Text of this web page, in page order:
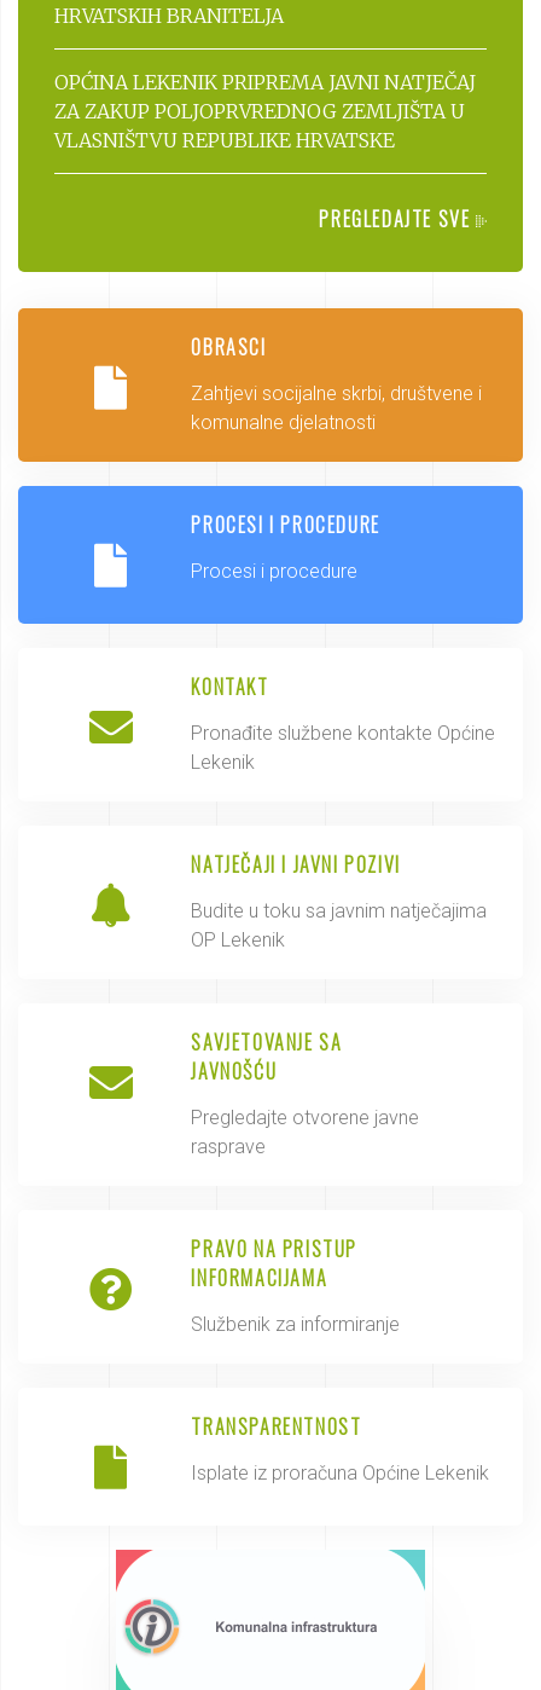
HRVATSKIH BRANITELJA
OPĆINA LEKENIK PRIPREMA JAVNI NATJEČAJ
ZA ZAKUP POLJOPRVREDNOG ZEMLJIŠTA U
VLASNIŠTVU REPUBLIKE HRVATSKE
PREGLEDAJTE SVE
OBRASCI
Zahtjevi socijalne skrbi, društvene i
komunalne djelatnosti
PROCESI I PROCEDURE
Procesi i procedure
KONTAKT
Pronađite službene kontakte Općine
Lekenik
NATJEČAJI I JAVNI POZIVI
Budite u toku sa javnim natječajima
OP Lekenik
SAVJETOVANJE SA
JAVNOŠĆU
Pregledajte otvorene javne
rasprave
PRAVO NA PRISTUP
INFORMACIJAMA
Službenik za informiranje
TRANSPARENTNOST
Isplate iz proračuna Općine Lekenik